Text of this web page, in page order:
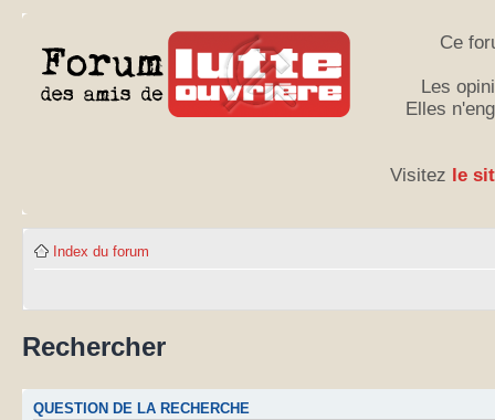
Ce
Les
Elles
Visitez le
Index du forum
Rechercher
QUESTION DE LA RECHERCHE